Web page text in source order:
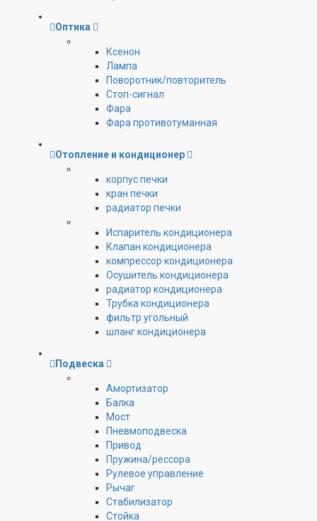
Оптика
Ксенон
Лампа
Поворотник/повторитель
Стоп-сигнал
Фара
Фара противотуманная
Отопление и кондиционер
корпус печки
кран печки
радиатор печки
Испаритель кондиционера
Клапан кондиционера
компрессор кондиционера
Осушитель кондиционера
радиатор кондиционера
Трубка кондиционера
фильтр угольный
шланг кондиционера
Подвеска
Амортизатор
Балка
Мост
Пневмоподвеска
Привод
Пружина/рессора
Рулевое управление
Рычаг
Стабилизатор
Стойка